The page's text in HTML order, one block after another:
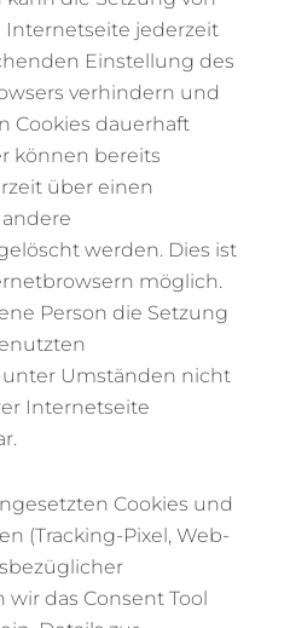
Internetseite jederzeit
Einstellung des
verhindern und
Cookies dauerhaft
können bereits
über einen
werden. Dies ist
möglich.
Person die Setzung
Umständen nicht
Internetseite
Cookies und
(Tracking-Pixel, Web-
das Consent Tool